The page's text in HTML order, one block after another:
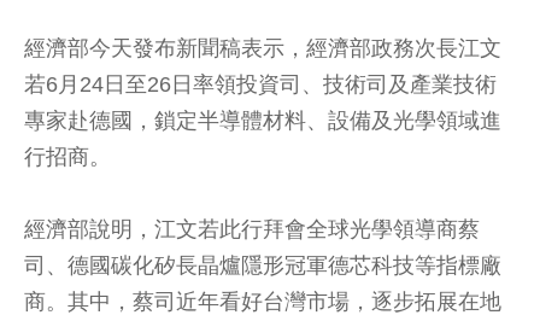
經濟部今天發布新聞稿表示，經濟部政務次長江文
若6月24日至26日率領投資司、技術司及產業技術
專家赴德國，鎖定半導體材料、設備及光學領域進
行招商。
經濟部說明，江文若此行拜會全球光學領導商蔡
司、德國碳化矽長晶爐隱形冠軍德芯科技等指標廠
商。其中，蔡司近年看好台灣市場，逐步拓展在地